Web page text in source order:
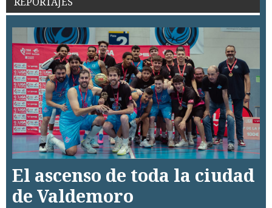
El ascenso de toda la ciudad
de Valdemoro